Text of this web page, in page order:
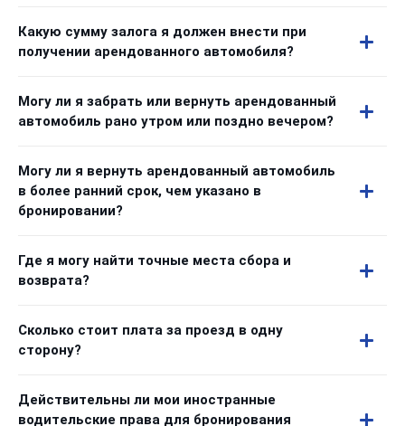
Какую сумму залога я должен внести при
получении арендованного автомобиля?
Могу ли я забрать или вернуть арендованный
автомобиль рано утром или поздно вечером?
Могу ли я вернуть арендованный автомобиль
в более ранний срок, чем указано в
бронировании?
Где я могу найти точные места сбора и
возврата?
Сколько стоит плата за проезд в одну
сторону?
Действительны ли мои иностранные
водительские права для бронирования